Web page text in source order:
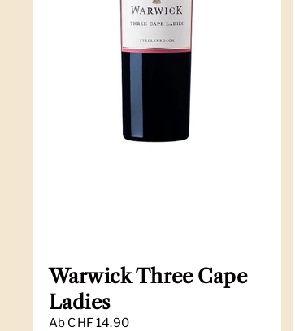
Warwick Three Cape
Ladies
Ab CHF 14.90